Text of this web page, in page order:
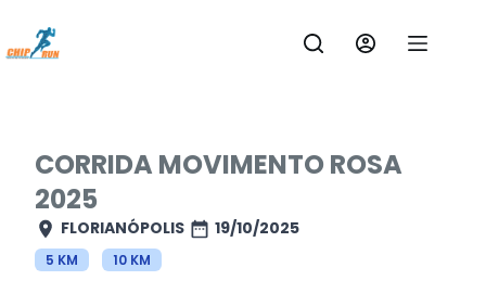
o
CORRIDA MOVIMENTO ROSA
2025
FLORIANÓPOLIS 19/10/2025
5 KM 10 KM